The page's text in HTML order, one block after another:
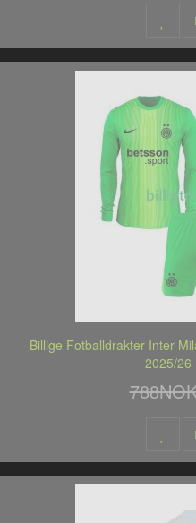
Billige Fotballdrakter Inter
2025/26